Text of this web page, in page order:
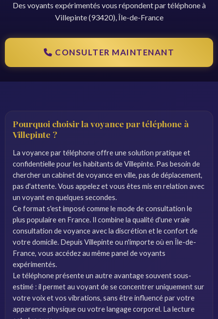
Des voyants expérimentés vous répondent par téléphone à
Villepinte (93420), Île-de-France
CONSULTER MAINTENANT
Pourquoi choisir la voyance par téléphone à
Villepinte ?
La voyance par téléphone offre une solution pratique et
confidentielle pour les habitants de Villepinte. Pas besoin de
chercher un cabinet de voyance en ville, pas de déplacement,
pas d'attente. Vous appelez et vous êtes mis en relation avec
un voyant en quelques secondes.
Ce format s'est imposé comme le mode de consultation le
plus populaire en France. Il combine la qualité d'une vraie
consultation de voyance avec la discrétion et le confort de
votre domicile. Depuis Villepinte ou n'importe où en Île-de-
France, vous accédez au même panel de voyants
expérimentés.
Le téléphone présente un autre avantage souvent sous-
estimé : il permet au voyant de se concentrer uniquement sur
votre voix et vos vibrations, sans être influencé par votre
apparence physique ou votre langage corporel. La lecture